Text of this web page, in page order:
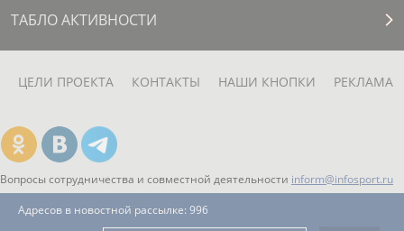
ТАБЛО АКТИВНОСТИ
ЦЕЛИ ПРОЕКТА КОНТАКТЫ НАШИ КНОПКИ РЕКЛАМА
Вопросы сотрудничества и совместной деятельности inform@infosport.ru
Адресов в новостной рассылке: 996